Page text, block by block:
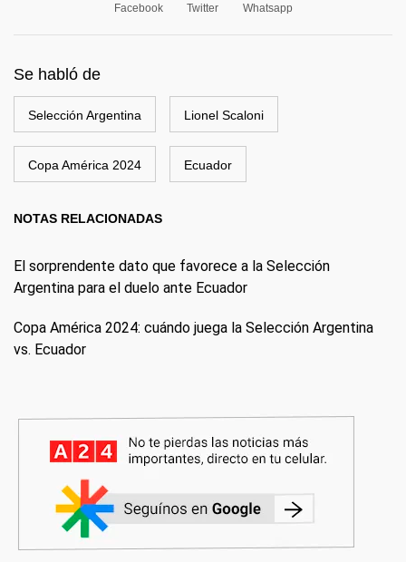
Facebook Twitter Whatsapp
Se habló de
Selección Argentina Lionel Scaloni
Copa América 2024 Ecuador
NOTAS RELACIONADAS
El sorprendente dato que favorece a la Selección
Argentina para el duelo ante Ecuador
Copa América 2024: cuándo juega la Selección Argentina
vs. Ecuador